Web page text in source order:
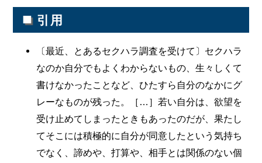
■ 引用
〔最近、とあるセクハラ調査を受けて〕セクハラ
なのか自分でもよくわからないもの、生々しくて
書けなかったことなど、ひたすら自分のなかにグ
レーなものが残った。［…］若い自分は、欲望を
受け止めてしまったときもあったのだが、果たし
てそこには積極的に自分が同意したという気持ち
でなく、諦めや、打算や、相手とは関係のない個